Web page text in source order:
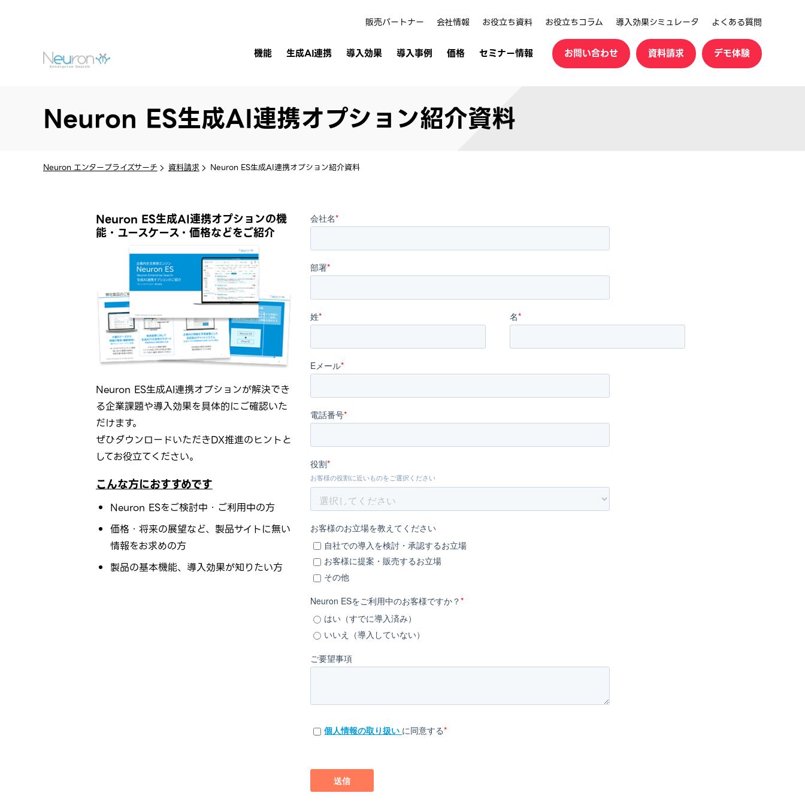
機能 生成AI連携 導入効果 導入事例 価格 セミナー情報
販売パートナー 会社情報 お役立ち資料 お役立ちコラム 導入効果シミュレータ よくある質問
お問い合わせ 資料請求 デモ体験
Neuron ES生成AI連携オプション紹介資料
Neuron エンタープライズサーチ 資料請求 Neuron ES生成AI連携オプション紹介資料
Neuron ES生成AI連携オプションの機
能・ユースケース・価格などをご紹介
Neuron ES生成AI連携オプションが解決でき
る企業課題や導入効果を具体的にご確認いた
だけます。
ぜひダウンロードいただきDX推進のヒントと
してお役立てください。
こんな方におすすめです
Neuron ESをご検討中・ご利用中の方
価格・将来の展望など、製品サイトに無い
情報をお求めの方
製品の基本機能、導入効果が知りたい方
会社名*
部署*
姓* 名*
Eメール*
電話番号*
役割*
お客様の役割に近いものをご選択ください
お客様のお立場を教えてください
自社での導入を検討・承認するお立場
お客様に提案・販売するお立場
その他
Neuron ESをご利用中のお客様ですか？*
はい（すでに導入済み）
いいえ（導入していない）
ご要望事項
個人情報の取り扱い に同意する*